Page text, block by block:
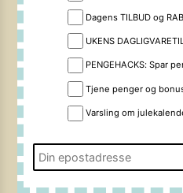
Dagens TILBUD og
UKENS
PENGEHACKS: Spar
Tjene penger og
Varsling om